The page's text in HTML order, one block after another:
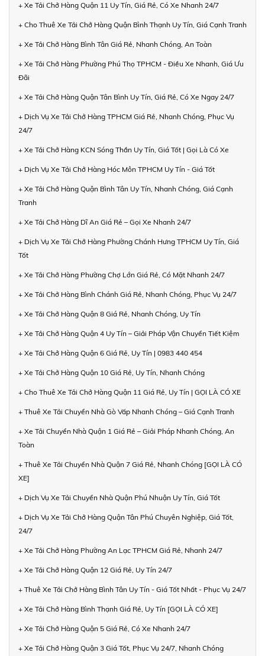
+ Xe Tải Chở Hàng Quận 11 Uy Tín, Giá Rẻ, Có Xe Nhanh 24/7
+ Cho Thuê Xe Tải Chở Hàng Quận Bình Thạnh Uy Tín, Giá Cạnh Tranh
+ Xe Tải Chở Hàng Bình Tân Giá Rẻ, Nhanh Chóng, An Toàn
+ Xe Tải Chở Hàng Phường Phú Thọ TPHCM - Điều Xe Nhanh, Giá Ưu
Đãi
+ Xe Tải Chở Hàng Quận Tân Bình Uy Tín, Giá Rẻ, Có Xe Ngay 24/7
+ Dịch Vụ Xe Tải Chở Hàng TPHCM Giá Rẻ, Nhanh Chóng, Phục Vụ
24/7
+ Xe Tải Chở Hàng KCN Sóng Thần Uy Tín, Giá Tốt | Gọi Là Có Xe
+ Dịch Vụ Xe Tải Chở Hàng Hóc Môn TPHCM Uy Tín - Giá Tốt
+ Xe Tải Chở Hàng Quận Bình Tân Uy Tín, Nhanh Chóng, Giá Cạnh
Tranh
+ Xe Tải Chở Hàng Dĩ An Giá Rẻ – Gọi Xe Nhanh 24/7
+ Dịch Vụ Xe Tải Chở Hàng Phường Chánh Hưng TPHCM Uy Tín, Giá
Tốt
+ Xe Tải Chở Hàng Phường Chợ Lớn Giá Rẻ, Có Mặt Nhanh 24/7
+ Xe Tải Chở Hàng Bình Chánh Giá Rẻ, Nhanh Chóng, Phục Vụ 24/7
+ Xe Tải Chở Hàng Quận 8 Giá Rẻ, Nhanh Chóng, Uy Tín
+ Xe Tải Chở Hàng Quận 4 Uy Tín – Giải Pháp Vận Chuyển Tiết Kiệm
+ Xe Tải Chở Hàng Quận 6 Giá Rẻ, Uy Tín | 0983 440 454
+ Xe Tải Chở Hàng Quận 10 Giá Rẻ, Uy Tín, Nhanh Chóng
+ Cho Thuê Xe Tải Chở Hàng Quận 11 Giá Rẻ, Uy Tín | GỌI LÀ CÓ XE
+ Thuê Xe Tải Chuyển Nhà Gò Vấp Nhanh Chóng – Giá Cạnh Tranh
+ Xe Tải Chuyển Nhà Quận 1 Giá Rẻ – Giải Pháp Nhanh Chóng, An
Toàn
+ Thuê Xe Tải Chuyển Nhà Quận 7 Giá Rẻ, Nhanh Chóng [GỌI LÀ CÓ
XE]
+ Dịch Vụ Xe Tải Chuyển Nhà Quận Phú Nhuận Uy Tín, Giá Tốt
+ Dịch Vụ Xe Tải Chở Hàng Quận Tân Phú Chuyên Nghiệp, Giá Tốt,
24/7
+ Xe Tải Chở Hàng Phường An Lạc TPHCM Giá Rẻ, Nhanh 24/7
+ Xe Tải Chở Hàng Quận 12 Giá Rẻ, Uy Tín 24/7
+ Thuê Xe Tải Chở Hàng Bình Tân Uy Tín - Giá Tốt Nhất - Phục Vụ 24/7
+ Xe Tải Chở Hàng Bình Thạnh Giá Rẻ, Uy Tín [GỌI LÀ CÓ XE]
+ Xe Tải Chở Hàng Quận 5 Giá Rẻ, Có Xe Nhanh 24/7
+ Xe Tải Chở Hàng Quận 3 Giá Tốt, Phục Vụ 24/7, Nhanh Chóng